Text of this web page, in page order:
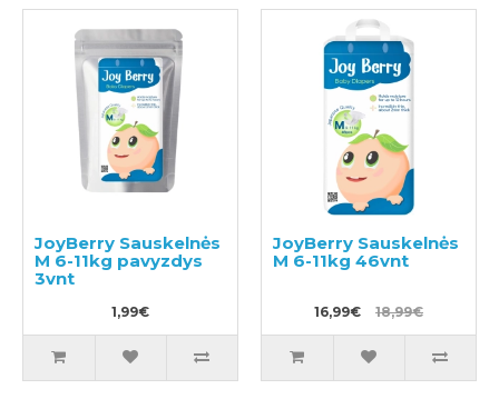
JoyBerry Sauskelnės
M 6-11kg pavyzdys
3vnt
1,99€
JoyBerry Sauskelnės
M 6-11kg 46vnt
16,99€ 18,99€